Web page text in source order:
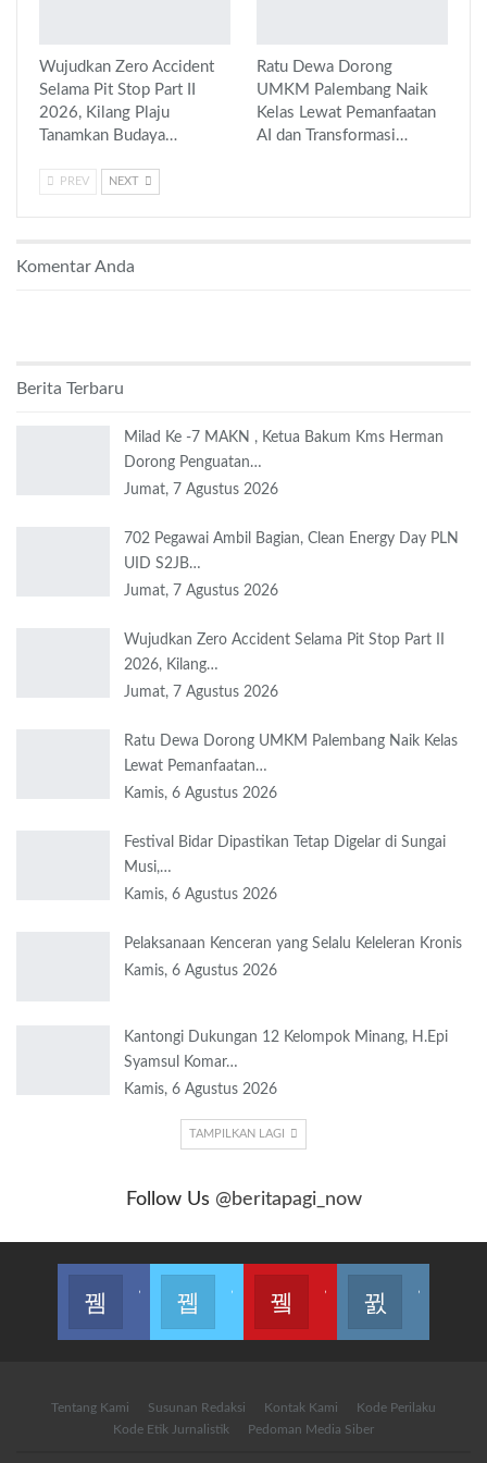
Wujudkan Zero Accident
Selama Pit Stop Part II
2026, Kilang Plaju
Tanamkan Budaya…
Ratu Dewa Dorong
UMKM Palembang Naik
Kelas Lewat Pemanfaatan
AI dan Transformasi…
PREV NEXT
Komentar Anda
Berita Terbaru
Milad Ke -7 MAKN , Ketua Bakum Kms Herman
Dorong Penguatan…
Jumat, 7 Agustus 2026
702 Pegawai Ambil Bagian, Clean Energy Day PLN
UID S2JB…
Jumat, 7 Agustus 2026
Wujudkan Zero Accident Selama Pit Stop Part II
2026, Kilang…
Jumat, 7 Agustus 2026
Ratu Dewa Dorong UMKM Palembang Naik Kelas
Lewat Pemanfaatan…
Kamis, 6 Agustus 2026
Festival Bidar Dipastikan Tetap Digelar di Sungai
Musi,…
Kamis, 6 Agustus 2026
Pelaksanaan Kenceran yang Selalu Keleleran Kronis
Kamis, 6 Agustus 2026
Kantongi Dukungan 12 Kelompok Minang, H.Epi
Syamsul Komar…
Kamis, 6 Agustus 2026
TAMPILKAN LAGI
Follow Us @beritapagi_now
Tentang Kami Susunan Redaksi Kontak Kami
Kode Perilaku
Kode Etik Jurnalistik
Pedoman Media Siber